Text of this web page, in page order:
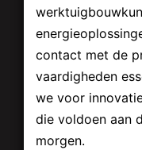
contact met de
vaardigheden
we voor
die voldoen aan
morgen.